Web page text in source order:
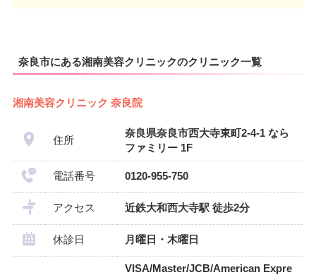
奈良市にある湘南美容クリニックのクリニック一覧
湘南美容クリニック 奈良院
住所
奈良県奈良市西大寺東町2-4-1 なら
ファミリー 1F
電話番号 0120-955-750
アクセス 近鉄大和西大寺駅 徒歩2分
休診日 月曜日・木曜日
VISA/Master/JCB/American Expre